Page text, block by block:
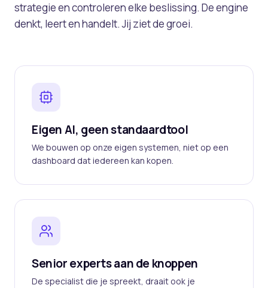
strategie en controleren elke beslissing. De engine
denkt, leert en handelt. Jij ziet de groei.
Eigen AI, geen standaardtool
We bouwen op onze eigen systemen, niet op een
dashboard dat iedereen kan kopen.
Senior experts aan de knoppen
De specialist die je spreekt, draait ook je